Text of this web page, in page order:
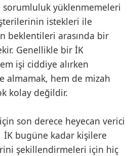
yüklenmemeleri
istekleri ile
beklentileri arasında bir
Genellikle bir İK
işi ciddiye alırken
almamak, hem de mizah
kolay değildir.
son derece heyecan verici
İK bugüne kadar kişilere
şekillendirmeleri için hiç